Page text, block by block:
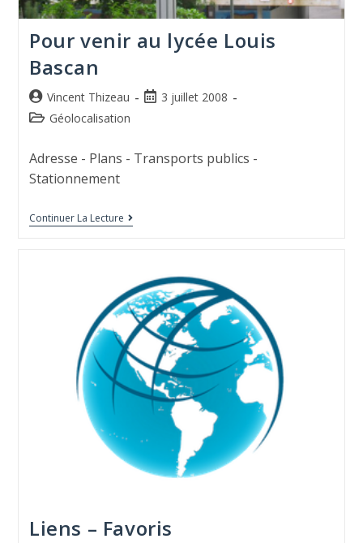
Pour venir au lycée Louis
Bascan
Vincent Thizeau
3 juillet 2008
Géolocalisation
Adresse - Plans - Transports publics -
Stationnement
Continuer La Lecture
Liens – Favoris